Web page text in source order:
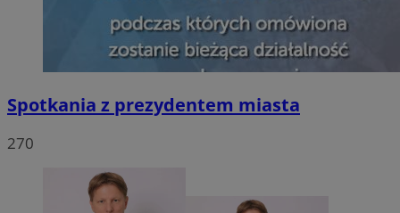
Spotkania z prezydentem miasta
270